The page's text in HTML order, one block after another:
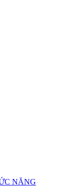
NĂNG